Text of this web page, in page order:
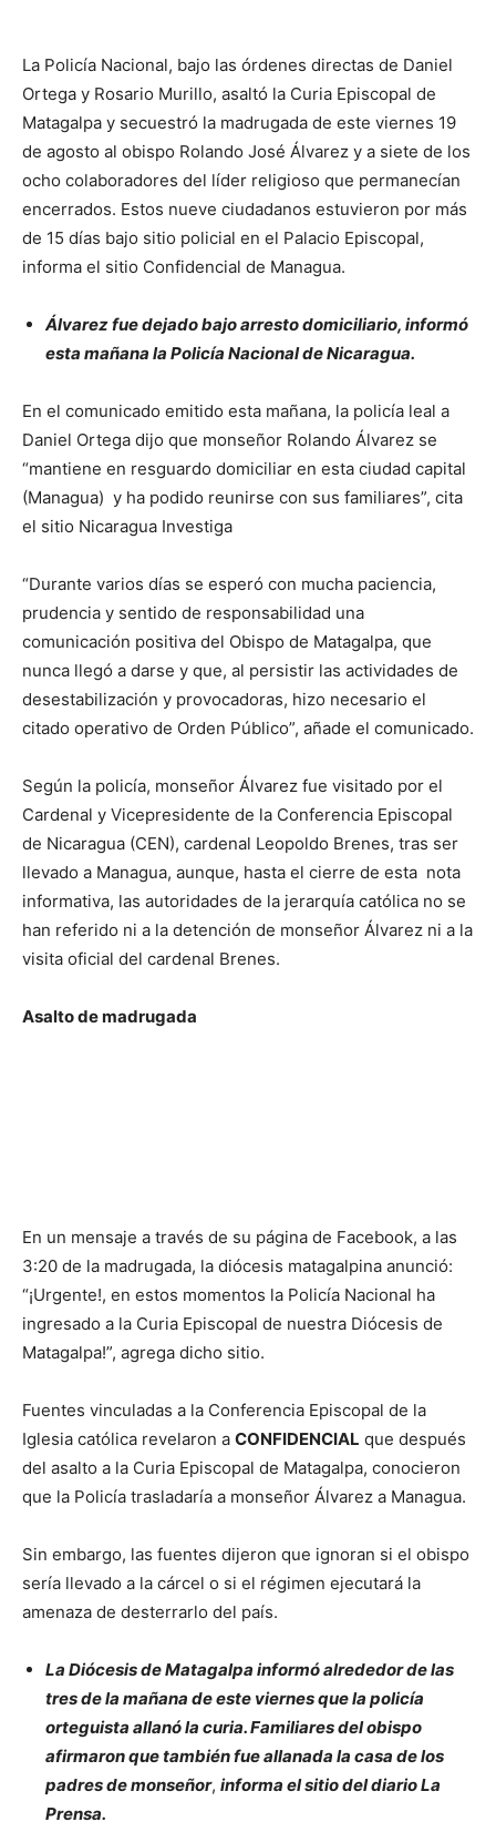
La Policía Nacional, bajo las órdenes directas de Daniel
Ortega y Rosario Murillo, asaltó la Curia Episcopal de
Matagalpa y secuestró la madrugada de este viernes 19
de agosto al obispo Rolando José Álvarez y a siete de los
ocho colaboradores del líder religioso que permanecían
encerrados. Estos nueve ciudadanos estuvieron por más
de 15 días bajo sitio policial en el Palacio Episcopal,
informa el sitio Confidencial de Managua.
Álvarez fue dejado bajo arresto domiciliario, informó
esta mañana la Policía Nacional de Nicaragua.
En el comunicado emitido esta mañana, la policía leal a
Daniel Ortega dijo que monseñor Rolando Álvarez se
“mantiene en resguardo domiciliar en esta ciudad capital
(Managua) y ha podido reunirse con sus familiares”, cita
el sitio Nicaragua Investiga
“Durante varios días se esperó con mucha paciencia,
prudencia y sentido de responsabilidad una
comunicación positiva del Obispo de Matagalpa, que
nunca llegó a darse y que, al persistir las actividades de
desestabilización y provocadoras, hizo necesario el
citado operativo de Orden Público”, añade el comunicado.
Según la policía, monseñor Álvarez fue visitado por el
Cardenal y Vicepresidente de la Conferencia Episcopal
de Nicaragua (CEN), cardenal Leopoldo Brenes, tras ser
llevado a Managua, aunque, hasta el cierre de esta nota
informativa, las autoridades de la jerarquía católica no se
han referido ni a la detención de monseñor Álvarez ni a la
visita oficial del cardenal Brenes.
Asalto de madrugada
En un mensaje a través de su página de Facebook, a las
3:20 de la madrugada, la diócesis matagalpina anunció:
“¡Urgente!, en estos momentos la Policía Nacional ha
ingresado a la Curia Episcopal de nuestra Diócesis de
Matagalpa!”, agrega dicho sitio.
Fuentes vinculadas a la Conferencia Episcopal de la
Iglesia católica revelaron a CONFIDENCIAL que después
del asalto a la Curia Episcopal de Matagalpa, conocieron
que la Policía trasladaría a monseñor Álvarez a Managua.
Sin embargo, las fuentes dijeron que ignoran si el obispo
sería llevado a la cárcel o si el régimen ejecutará la
amenaza de desterrarlo del país.
La Diócesis de Matagalpa informó alrededor de las
tres de la mañana de este viernes que la policía
orteguista allanó la curia. Familiares del obispo
afirmaron que también fue allanada la casa de los
padres de monseñor, informa el sitio del diario La
Prensa.